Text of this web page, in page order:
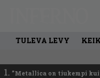
TULEVA LEVY
1. ”Metallica on tiukempi